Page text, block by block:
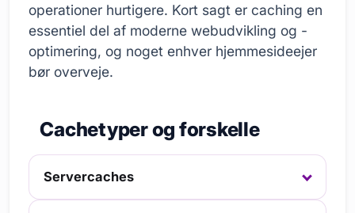
operationer hurtigere. Kort sagt er caching en
essentiel del af moderne webudvikling og -
optimering, og noget enhver hjemmesideejer
bør overveje.
Cachetyper og forskelle
Servercaches